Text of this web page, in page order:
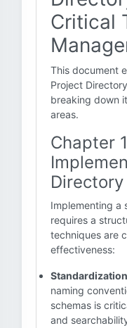
Critical
This document
Project
breaking down
areas.
Chapter
Directory
Implementing a
requires a
techniques are
effectiveness:
naming
schemas is
and